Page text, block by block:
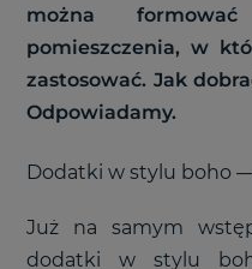
można
pomieszczenia, w
zastosować. Jak
Odpowiadamy.
Dodatki w stylu boho
Już na samym
dodatki w stylu